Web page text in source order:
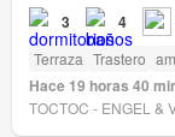
3 4
Terraza Trastero
Hace 19 horas 40
TOCTOC - ENGEL &